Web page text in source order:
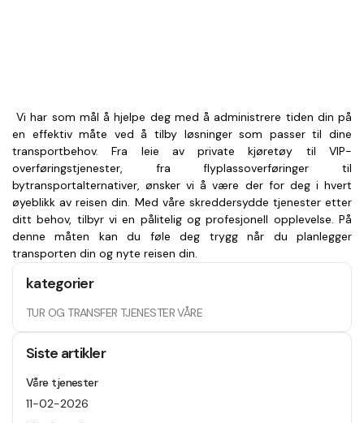
Vi har som mål å hjelpe deg med å administrere tiden din på
en effektiv måte ved å tilby løsninger som passer til dine
transportbehov. Fra leie av private kjøretøy til VIP-
overføringstjenester, fra flyplassoverføringer til
bytransportalternativer, ønsker vi å være der for deg i hvert
øyeblikk av reisen din. Med våre skreddersydde tjenester etter
ditt behov, tilbyr vi en pålitelig og profesjonell opplevelse. På
denne måten kan du føle deg trygg når du planlegger
transporten din og nyte reisen din.
kategorier
TUR OG TRANSFER TJENESTER VÅRE
Siste artikler
Våre tjenester
11-02-2026